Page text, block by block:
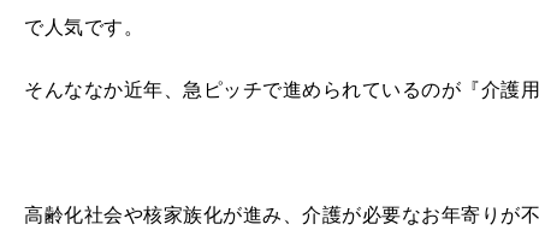
で人気です。
そんななか近年、急ピッチで進められているのが『介護
高齢化社会や核家族化が進み、介護が必要なお年寄りが